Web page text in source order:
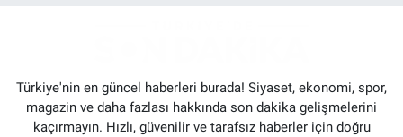
Türkiye'nin en güncel haberleri burada! Siyaset, ekonomi, spor,
magazin ve daha fazlası hakkında son dakika gelişmelerini
kaçırmayın. Hızlı, güvenilir ve tarafsız haberler için doğru